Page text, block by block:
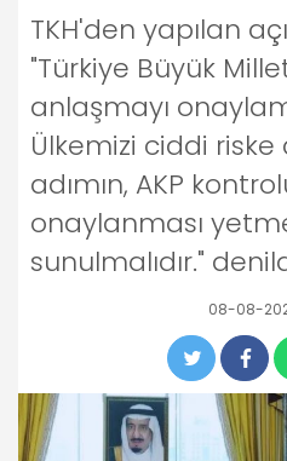
TKH'den yapılan
"Türkiye Büyük
anlaşmayı
Ülkemizi ciddi
adımın, AKP
onaylanması
sunulmalıdır."
08-08-